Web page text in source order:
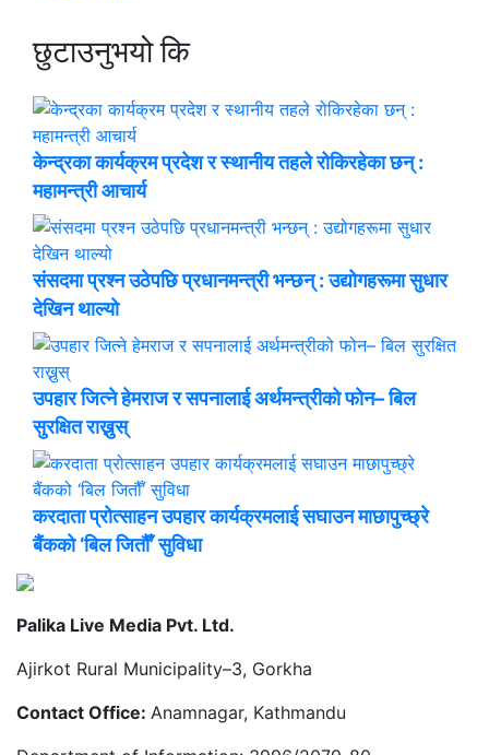
छुटाउनुभयो कि
केन्द्रका कार्यक्रम प्रदेश र स्थानीय तहले रोकिरहेका छन् :
महामन्त्री आचार्य
संसदमा प्रश्न उठेपछि प्रधानमन्त्री भन्छन् : उद्योगहरूमा सुधार
देखिन थाल्यो
उपहार जित्ने हेमराज र सपनालाई अर्थमन्त्रीको फोन– बिल
सुरक्षित राख्नुस्
करदाता प्रोत्साहन उपहार कार्यक्रमलाई सघाउन माछापुच्छ्रे
बैंकको ‘बिल जितौँ’ सुविधा
Palika Live Media Pvt. Ltd.
Ajirkot Rural Municipality–3, Gorkha
Contact Office: Anamnagar, Kathmandu